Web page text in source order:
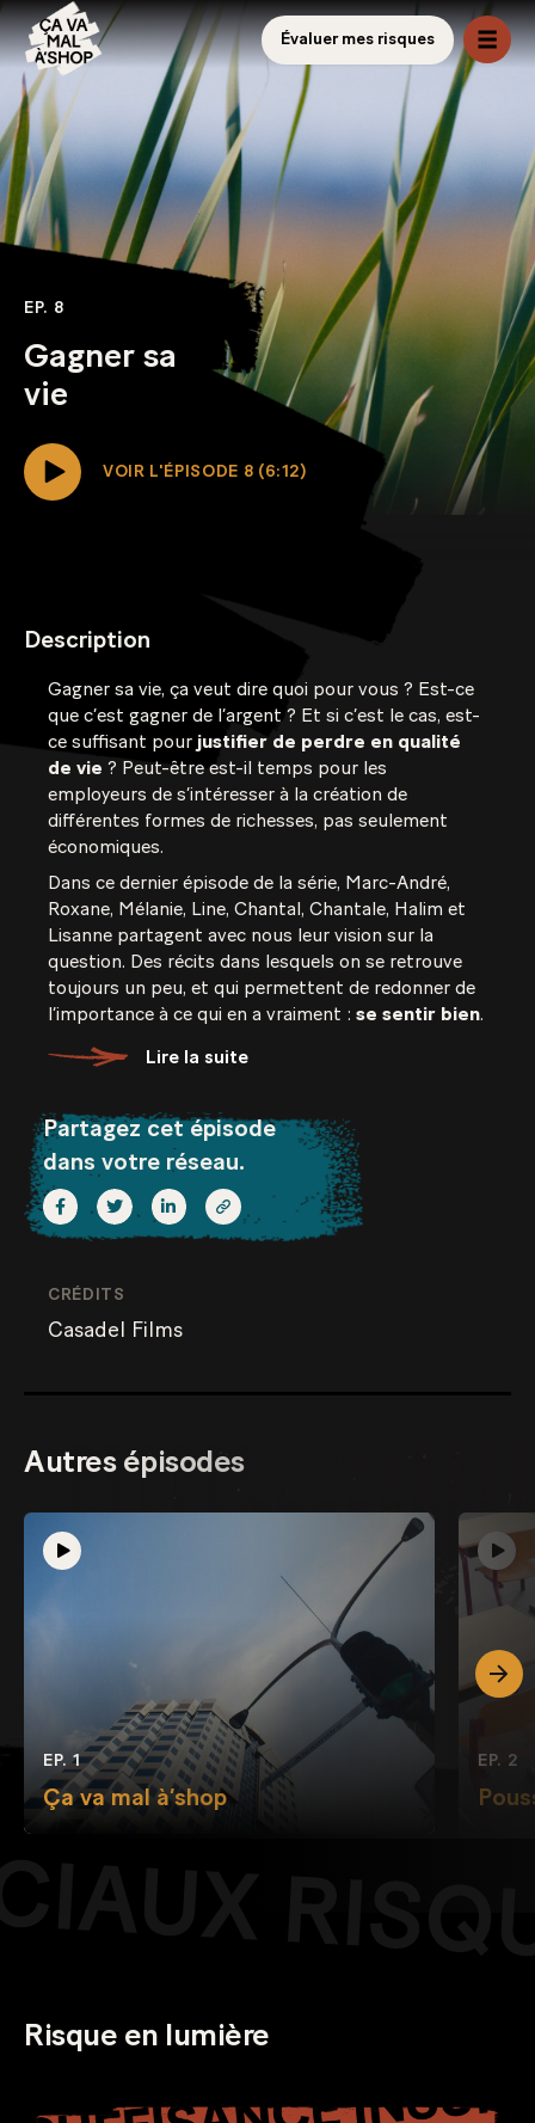
Évaluer mes risques
EP. 8
Gagner sa
vie
VOIR L'ÉPISODE 8 (6:12)
Description
Gagner sa vie, ça veut dire quoi pour vous ? Est-ce
que c’est gagner de l’argent ? Et si c’est le cas, est-
ce suffisant pour justifier de perdre en qualité
de vie ? Peut-être est-il temps pour les
employeurs de s’intéresser à la création de
différentes formes de richesses, pas seulement
économiques.
Dans ce dernier épisode de la série, Marc-André,
Roxane, Mélanie, Line, Chantal, Chantale, Halim et
Lisanne partagent avec nous leur vision sur la
question. Des récits dans lesquels on se retrouve
toujours un peu, et qui permettent de redonner de
l’importance à ce qui en a vraiment : se sentir bien.
Lire la suite
Partagez cet épisode
dans votre réseau.
CRÉDITS
Casadel Films
Autres épisodes
EP. 1
Ça va mal à’shop
EP. 2
Risque en lumière